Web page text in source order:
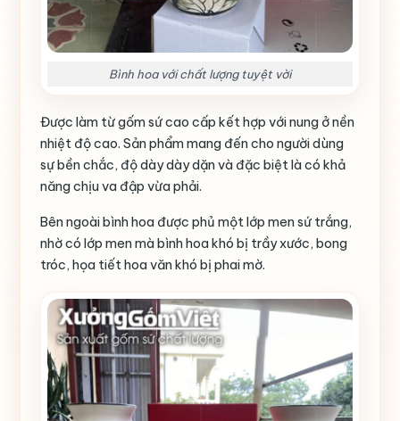
Bình hoa với chất lượng tuyệt vời
Được làm từ gốm sứ cao cấp kết hợp với nung ở nền
nhiệt độ cao. Sản phẩm mang đến cho người dùng
sự bền chắc, độ dày dày dặn và đặc biệt là có khả
năng chịu va đập vừa phải.
Bên ngoài bình hoa được phủ một lớp men sứ trắng,
nhờ có lớp men mà bình hoa khó bị trầy xước, bong
tróc, họa tiết hoa văn khó bị phai mờ.